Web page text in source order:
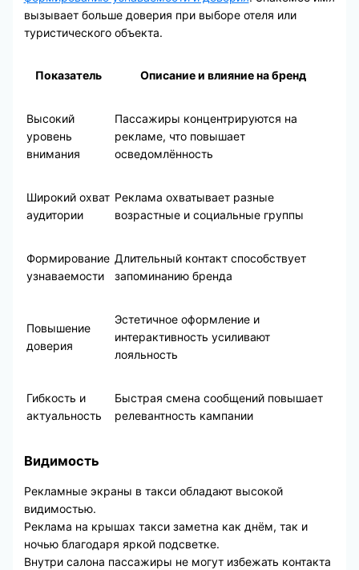
вызывает больше доверия при выборе отеля или
туристического объекта.
Показатель Описание и влияние на бренд
Высокий
уровень
внимания
Пассажиры концентрируются на
рекламе, что повышает
осведомлённость
Широкий охват
аудитории
Реклама охватывает разные
возрастные и социальные группы
Формирование
узнаваемости
Длительный контакт способствует
запоминанию бренда
Повышение
доверия
Эстетичное оформление и
интерактивность усиливают
лояльность
Гибкость и
актуальность
Быстрая смена сообщений повышает
релевантность кампании
Видимость
Рекламные экраны в такси обладают высокой
видимостью.
Реклама на крышах такси заметна как днём, так и
ночью благодаря яркой подсветке.
Внутри салона пассажиры не могут избежать контакта